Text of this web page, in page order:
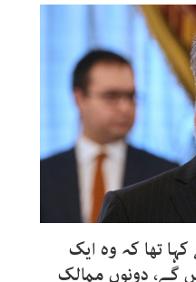
کہا تھا کہ وہ ایک
گے، دونوں ممالک